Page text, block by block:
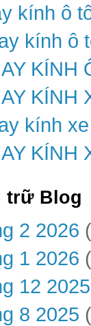
kính ô
kính ô
KÍNH
KÍNH
kính
KÍNH
trữ Blog
2 2026
1 2026
12 2025
8 2025